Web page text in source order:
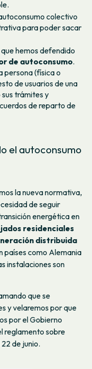
colectivo
para poder sacar
hemos defendido
de autoconsumo.
persona (física o
de usuarios de una
trámites y
de reparto de
el autoconsumo
la nueva normativa,
de seguir
energética en
residenciales
distribuida
países como Alemania
instalaciones son
que se
y velaremos por que
por el Gobierno
reglamento sobre
de junio.